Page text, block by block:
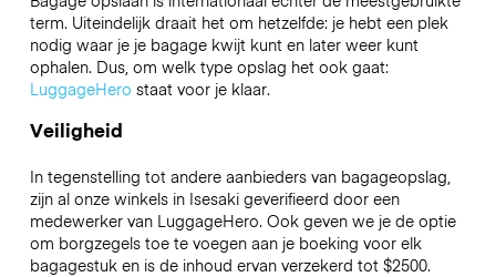
term. Uiteindelijk draait het om hetzelfde: je hebt een plek
nodig waar je je bagage kwijt kunt en later weer kunt
ophalen. Dus, om welk type opslag het ook gaat:
LuggageHero staat voor je klaar.
Veiligheid
In tegenstelling tot andere aanbieders van bagageopslag,
zijn al onze winkels in Isesakigeverifieerd door een
medewerker van LuggageHero. Ook geven we je de optie
om borgzegels toe te voegen aan je boeking voor elk
bagagestuk en is de inhoud ervan verzekerd tot $2500.